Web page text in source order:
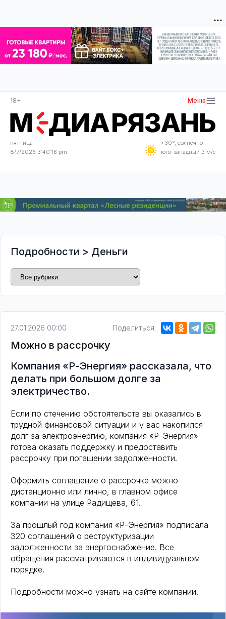
18+ Меню
пятница
8/7/2026 3:40:17 pm
+30°, солнечно
юго-западный 3 м/с
Подробности > Деньги
27.01.2026 00:00 Поделиться:
Можно в рассрочку
Компания «Р-Энергия» рассказала, что
делать при большом долге за
электричество.
Если по стечению обстоятельств вы оказались в
трудной финансовой ситуации и у вас накопился
долг за электроэнергию, компания «Р-Энергия»
готова оказать поддержку и предоставить
рассрочку при погашении задолженности.
Оформить соглашение о рассрочке можно
дистанционно или лично, в главном офисе
компании на улице Радищева, 61.
За прошлый год компания «Р-Энергия» подписала
320 соглашений о реструктуризации
задолженности за энергоснабжение. Все
обращения рассматриваются в индивидуальном
порядке.
Подробности можно узнать на сайте компании.